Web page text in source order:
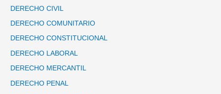
DERECHO CIVIL
DERECHO COMUNITARIO
DERECHO CONSTITUCIONAL
DERECHO LABORAL
DERECHO MERCANTIL
DERECHO PENAL